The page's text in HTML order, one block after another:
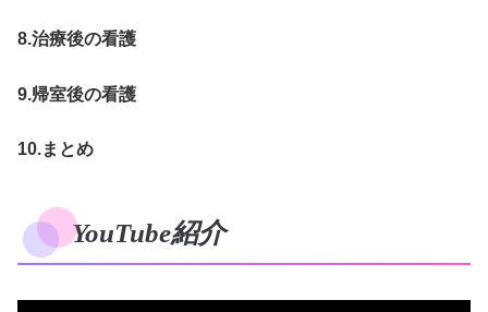
8.治療後の看護
9.帰室後の看護
10.まとめ
YouTube紹介